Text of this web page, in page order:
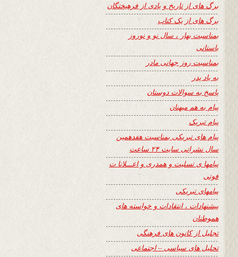
برگ های از تاریخ و یادی از فرهیختگان
برگ های از یک کتاب
بمناسبت بهار ، سال نو و نوروز
باستانی
بمناسبت روز جهانی مادر
به یاد پدر
پاسخ به سوالات دوستان
پیام به هم میهنان
پیام تبریک
پیام های تبریکی بمناسبت هفدهمین
سال نشراتی سایت ۲۴ ساعت
پیامها ی تسلیت و همدری و اعـــلانا ت
فوتی
پیامهای تبریکی
پیشنهادات ، انتقادات و خواسته های
هموطنان
تجلیل از کانون های فرهنگی
تحلیل های سیاسی – اجتماعی